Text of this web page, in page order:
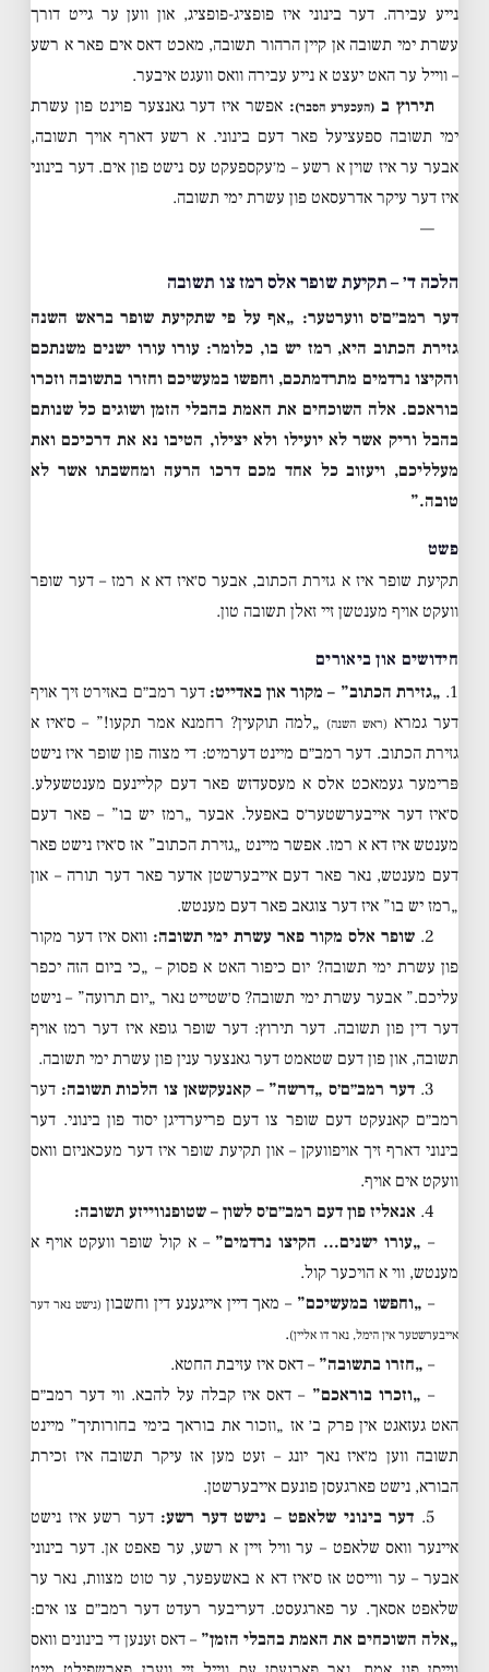
נייע עבירה. דער בינוני איז פופציג-פופציג, און ווען ער גייט דורך
עשרת ימי תשובה אן קיין הרהור תשובה, מאכט דאס אים פאר א רשע
– ווייל ער האט יעצט א נייע עבירה וואס וועגט איבער.
תירוץ ב(העכערע הסבר): אפשר איז דער גאנצער פוינט פון עשרת
ימי תשובה ספעציעל פאר דעם בינוני. א רשע דארף אויך תשובה,
אבער ער איז שוין א רשע – מ׳עקספעקט עס נישט פון אים. דער בינוני
איז דער עיקר אדרעסאט פון עשרת ימי תשובה.
—
הלכה ד׳ – תקיעת שופר אלס רמז צו תשובה
דער רמב״ם׳ס ווערטער: „אף על פי שתקיעת שופר בראש השנה
גזירת הכתוב היא, רמז יש בו, כלומר: עורו עורו ישנים משנתכם
והקיצו נרדמים מתרדמתכם, וחפשו במעשיכם וחזרו בתשובה וזכרו
בוראכם. אלה השוכחים את האמת בהבלי הזמן ושוגים כל שנותם
בהבל וריק אשר לא יועילו ולא יצילו, הטיבו נא את דרכיכם ואת
מעלליכם, ויעזוב כל אחד מכם דרכו הרעה ומחשבתו אשר לא
טובה.”
פשט
תקיעת שופר איז א גזירת הכתוב, אבער ס׳איז דא א רמז – דער שופר
וועקט אויף מענטשן זיי זאלן תשובה טון.
חידושים און ביאורים
1. „גזירת הכתוב” – מקור און באדייט: דער רמב״ם באזירט זיך אויף
דער גמרא (ראש השנה) „למה תוקעין? רחמנא אמר תקעו!” – ס׳איז א
גזירת הכתוב. דער רמב״ם מיינט דערמיט: די מצוה פון שופר איז נישט
פּרימער געמאכט אלס א מעסעדזש פאר דעם קליינעם מענטשעלע.
ס׳איז דער אייבערשטער׳ס באפעל. אבער „רמז יש בו” – פאר דעם
מענטש איז דא א רמז. אפשר מיינט „גזירת הכתוב” אז ס׳איז נישט פאר
דעם מענטש, נאר פאר דעם אייבערשטן אדער פאר דער תורה – און
„רמז יש בו” איז דער צוגאב פאר דעם מענטש.
2. שופר אלס מקור פאר עשרת ימי תשובה: וואס איז דער מקור
פון עשרת ימי תשובה? יום כיפור האט א פסוק – „כי ביום הזה יכפר
עליכם.” אבער עשרת ימי תשובה? ס׳שטייט נאר „יום תרועה” – נישט
דער דין פון תשובה. דער תירוץ: דער שופר גופא איז דער רמז אויף
תשובה, און פון דעם שטאמט דער גאנצער ענין פון עשרת ימי תשובה.
3. דער רמב״ם׳ס „דרשה” – קאנעקשאן צו הלכות תשובה: דער
רמב״ם קאנעקט דעם שופר צו דעם פריערדיגן יסוד פון בינוני. דער
בינוני דארף זיך אויפוועקן – און תקיעת שופר איז דער מעכאניזם וואס
וועקט אים אויף.
4. אנאליז פון דעם רמב״ם׳ס לשון – שטופנווייזע תשובה:
– „עורו ישנים… הקיצו נרדמים” – א קול שופר וועקט אויף א
מענטש, ווי א הויכער קול.
– „וחפשו במעשיכם” – מאך דיין אייגענע דין וחשבון (נישט נאר דער
אייבערשטער אין הימל, נאר דו אליין).
– „חזרו בתשובה” – דאס איז עזיבת החטא.
– „וזכרו בוראכם” – דאס איז קבלה על להבא. ווי דער רמב״ם
האט געזאגט אין פרק ב׳ אז „וזכור את בוראך בימי בחורותיך” מיינט
תשובה ווען מ׳איז נאך יונג – זעט מען אז עיקר תשובה איז זכירת
הבורא, נישט פארגעסן פונעם אייבערשטן.
5. דער בינוני שלאפט – נישט דער רשע: דער רשע איז נישט
איינער וואס שלאפט – ער וויל זיין א רשע, ער פאפט אן. דער בינוני
אבער – ער ווייסט אז ס׳איז דא א באשעפער, ער טוט מצוות, נאר ער
שלאפט אסאך. ער פארגעסט. דעריבער רעדט דער רמב״ם צו אים:
„אלה השוכחים את האמת בהבלי הזמן” – דאס זענען די בינונים וואס